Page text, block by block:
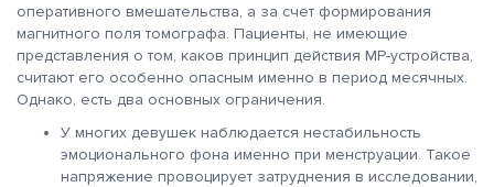
оперативного вмешательства, а за счет формирования
магнитного поля томографа. Пациенты, не имеющие
представления о том, каков принцип действия МР-устройства,
считают его особенно опасным именно в период месячных.
Однако, есть два основных ограничения.
У многих девушек наблюдается нестабильность
эмоционального фона именно при менструации. Такое
напряжение провоцирует затруднения в исследовании,